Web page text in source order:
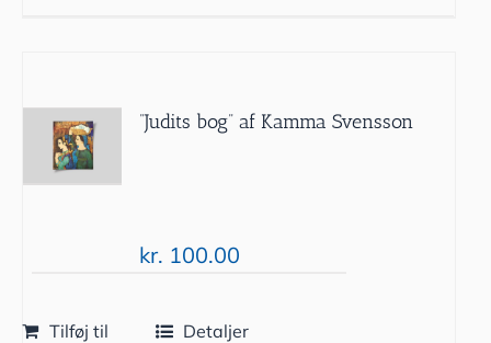
”Judits bog” af Kamma Svensson
kr. 100.00
Tilføj til
Detaljer